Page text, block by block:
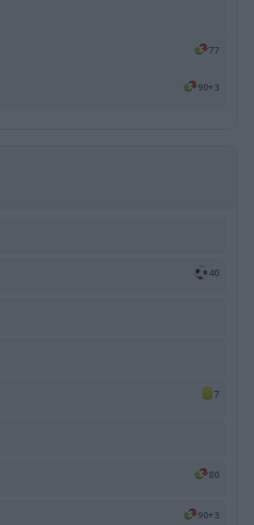
77
90+3
40
7
80
90+3